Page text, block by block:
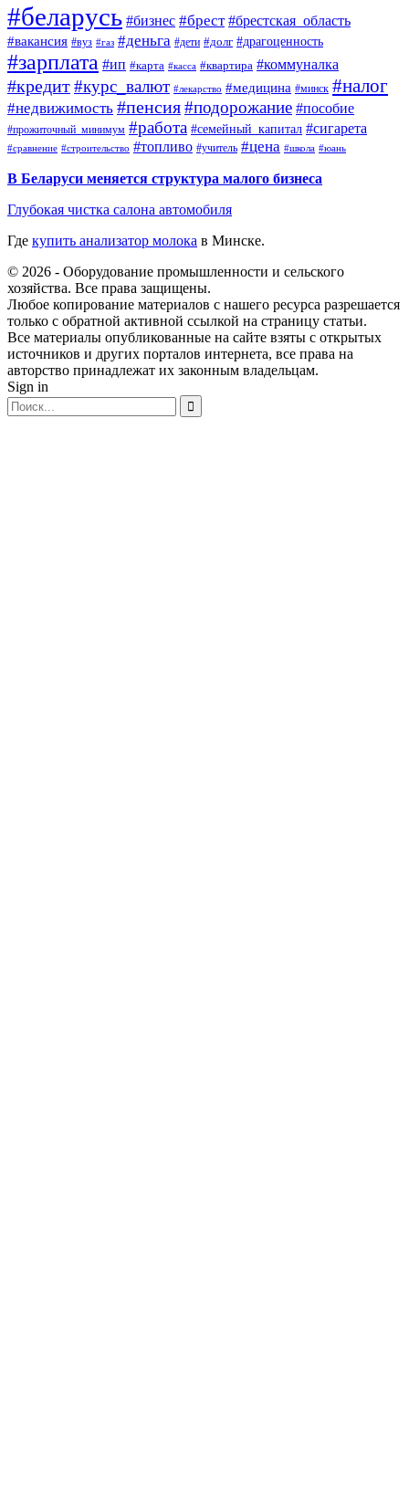
#беларусь #бизнес #брест #брестская_область
#вакансия #вуз #газ #деньга #дети #долг #драгоценность
#зарплата #ип #карта #касса #квартира #коммуналка
#кредит#курс_валют #лекарство #медицина #минск #налог
#недвижимость #пенсия#подорожание #пособие
#прожиточный_минимум #работа #семейный_капитал #сигарета
#сравнение #строительство #топливо #учитель #цена #школа #юань
В Беларуси меняется структура малого бизнеса
Глубокая чистка салона автомобиля
Где купить анализатор молока в Минске.
© 2026 - Оборудование промышленности и сельского
хозяйства. Все права защищены.
Любое копирование материалов с нашего ресурса разрешается
только с обратной активной ссылкой на страницу статьи.
Все материалы опубликованные на сайте взяты с открытых
источников и других порталов интернета, все права на
авторство принадлежат их законным владельцам.
Sign in